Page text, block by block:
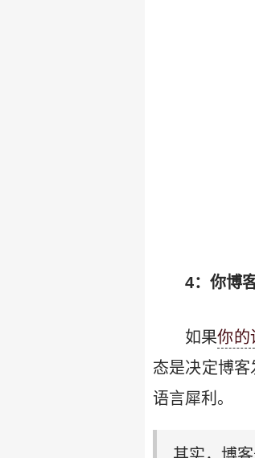
4：你博
如果你的
态是决定博客
语言犀利。